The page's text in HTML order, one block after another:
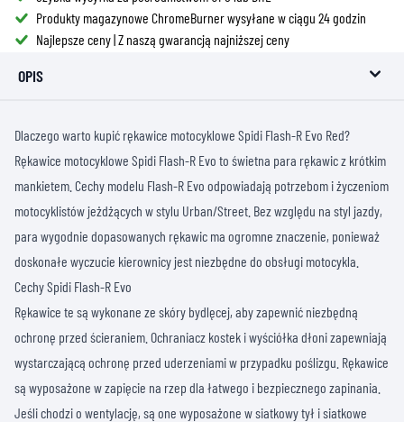
Produkty magazynowe ChromeBurner wysyłane w ciągu 24 godzin
Najlepsze ceny | Z naszą gwarancją najniższej ceny
OPIS
Dlaczego warto kupić rękawice motocyklowe Spidi Flash-R Evo Red?
Rękawice motocyklowe Spidi Flash-R Evo to świetna para rękawic z krótkim
mankietem. Cechy modelu Flash-R Evo odpowiadają potrzebom i życzeniom
motocyklistów jeżdżących w stylu Urban/Street. Bez względu na styl jazdy,
para wygodnie dopasowanych rękawic ma ogromne znaczenie, ponieważ
doskonałe wyczucie kierownicy jest niezbędne do obsługi motocykla.
Cechy Spidi Flash-R Evo
Rękawice te są wykonane ze skóry bydlęcej, aby zapewnić niezbędną
ochronę przed ścieraniem. Ochraniacz kostek i wyściółka dłoni zapewniają
wystarczającą ochronę przed uderzeniami w przypadku poślizgu. Rękawice
są wyposażone w zapięcie na rzep dla łatwego i bezpiecznego zapinania.
Jeśli chodzi o wentylację, są one wyposażone w siatkowy tył i siatkowe